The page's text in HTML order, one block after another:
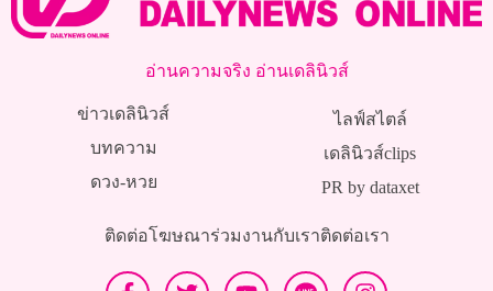
อ่านความจริง อ่านเดลินิวส์
ข่าวเดลินิวส์
บทความ
ดวง-หวย
ไลฟ์สไตล์
เดลินิวส์clips
PR by dataxet
ติดต่อโฆษณาร่วมงานกับเราติดต่อเรา